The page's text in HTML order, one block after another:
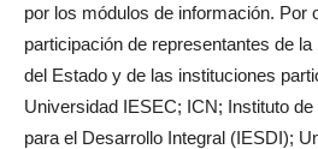
por los módulos de información. Por
participación de representantes de
del Estado y de las instituciones
Universidad IESEC; ICN; Instituto
para el Desarrollo Integral (IESDI);